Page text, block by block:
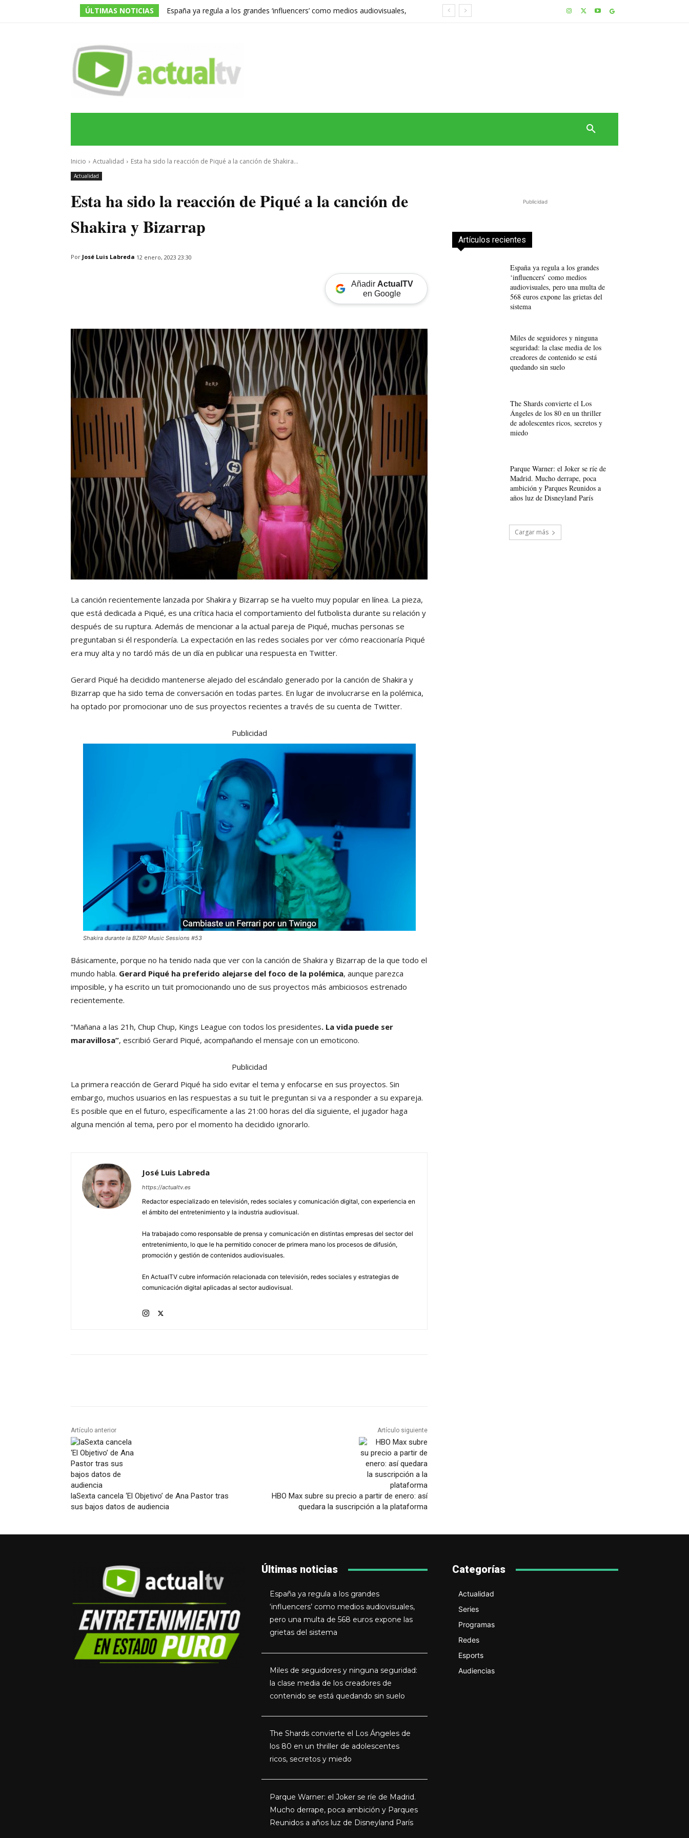
ÚLTIMAS NOTICIAS
España ya regula a los grandes ‘influencers’ como medios audiovisuales,
Inicio Actualidad Esta ha sido la reacción de Piqué a la canción de Shakira...
Actualidad
Esta ha sido la reacción de Piqué a la canción de
Shakira y Bizarrap
Por José Luis Labreda 12 enero, 2023 23:30
Añadir ActualTV
en Google
La canción recientemente lanzada por Shakira y Bizarrap se ha vuelto muy popular en línea. La pieza,
que está dedicada a Piqué, es una crítica hacia el comportamiento del futbolista durante su relación y
después de su ruptura. Además de mencionar a la actual pareja de Piqué, muchas personas se
preguntaban si él respondería. La expectación en las redes sociales por ver cómo reaccionaría Piqué
era muy alta y no tardó más de un día en publicar una respuesta en Twitter.
Gerard Piqué ha decidido mantenerse alejado del escándalo generado por la canción de Shakira y
Bizarrap que ha sido tema de conversación en todas partes. En lugar de involucrarse en la polémica,
ha optado por promocionar uno de sus proyectos recientes a través de su cuenta de Twitter.
Publicidad
Shakira durante la BZRP Music Sessions #53
Básicamente, porque no ha tenido nada que ver con la canción de Shakira y Bizarrap de la que todo el
mundo habla. Gerard Piqué ha preferido alejarse del foco de la polémica, aunque parezca
imposible, y ha escrito un tuit promocionando uno de sus proyectos más ambiciosos estrenado
recientemente.
“Mañana a las 21h, Chup Chup, Kings League con todos los presidentes. La vida puede ser
maravillosa”, escribió Gerard Piqué, acompañando el mensaje con un emoticono.
Publicidad
La primera reacción de Gerard Piqué ha sido evitar el tema y enfocarse en sus proyectos. Sin
embargo, muchos usuarios en las respuestas a su tuit le preguntan si va a responder a su expareja.
Es posible que en el futuro, específicamente a las 21:00 horas del día siguiente, el jugador haga
alguna mención al tema, pero por el momento ha decidido ignorarlo.
José Luis Labreda
https://actualtv.es
Redactor especializado en televisión, redes sociales y comunicación digital, con experiencia en
el ámbito del entretenimiento y la industria audiovisual.
Ha trabajado como responsable de prensa y comunicación en distintas empresas del sector del
entretenimiento, lo que le ha permitido conocer de primera mano los procesos de difusión,
promoción y gestión de contenidos audiovisuales.
En ActualTV cubre información relacionada con televisión, redes sociales y estrategias de
comunicación digital aplicadas al sector audiovisual.
Artículo anterior
laSexta cancela ‘El Objetivo’ de Ana Pastor tras
sus bajos datos de audiencia
Artículo siguiente
HBO Max subre su precio a partir de enero: así
quedara la suscripción a la plataforma
Publicidad
Artículos recientes
España ya regula a los grandes
‘influencers’ como medios
audiovisuales, pero una multa de
568 euros expone las grietas del
sistema
Miles de seguidores y ninguna
seguridad: la clase media de los
creadores de contenido se está
quedando sin suelo
The Shards convierte el Los
Ángeles de los 80 en un thriller
de adolescentes ricos, secretos y
miedo
Parque Warner: el Joker se ríe de
Madrid. Mucho derrape, poca
ambición y Parques Reunidos a
años luz de Disneyland París
Cargar más
Últimas noticias
España ya regula a los grandes
‘influencers’ como medios audiovisuales,
pero una multa de 568 euros expone las
grietas del sistema
Miles de seguidores y ninguna seguridad:
la clase media de los creadores de
contenido se está quedando sin suelo
The Shards convierte el Los Ángeles de
los 80 en un thriller de adolescentes
ricos, secretos y miedo
Parque Warner: el Joker se ríe de Madrid.
Mucho derrape, poca ambición y Parques
Reunidos a años luz de Disneyland París
Categorías
Actualidad
Series
Programas
Redes
Esports
Audiencias